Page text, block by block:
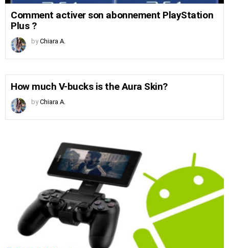
Comment activer son abonnement PlayStation
Plus ?
by Chiara A.
How much V-bucks is the Aura Skin?
by Chiara A.